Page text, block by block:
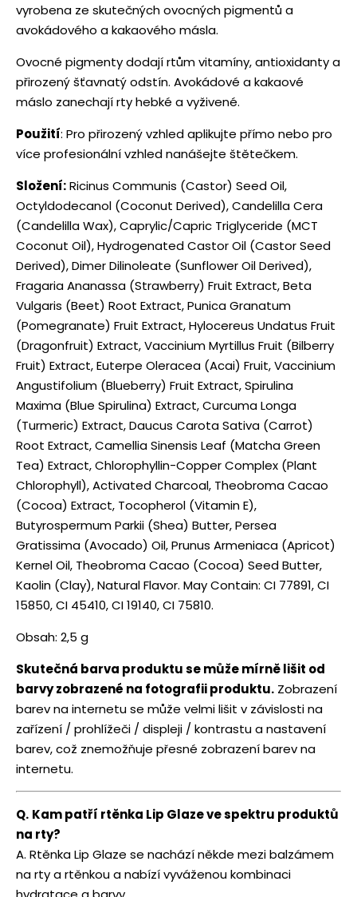
vyrobena ze skutečných ovocných pigmentů a
avokádového a kakaového másla.
Ovocné pigmenty dodají rtům vitamíny, antioxidanty a
přirozený šťavnatý odstín. Avokádové a kakaové
máslo zanechají rty hebké a vyživené.
Použití: Pro přirozený vzhled aplikujte přímo nebo pro
více profesionální vzhled nanášejte štětečkem.
Složení:Ricinus Communis (Castor) Seed Oil,
Octyldodecanol (Coconut Derived), Candelilla Cera
(Candelilla Wax), Caprylic/Capric Triglyceride (MCT
Coconut Oil), Hydrogenated Castor Oil (Castor Seed
Derived), Dimer Dilinoleate (Sunflower Oil Derived),
Fragaria Ananassa (Strawberry) Fruit Extract, Beta
Vulgaris (Beet) Root Extract, Punica Granatum
(Pomegranate) Fruit Extract, Hylocereus Undatus Fruit
(Dragonfruit) Extract, Vaccinium Myrtillus Fruit (Bilberry
Fruit) Extract, Euterpe Oleracea (Acai) Fruit, Vaccinium
Angustifolium (Blueberry) Fruit Extract, Spirulina
Maxima (Blue Spirulina) Extract, Curcuma Longa
(Turmeric) Extract, Daucus Carota Sativa (Carrot)
Root Extract, Camellia Sinensis Leaf (Matcha Green
Tea) Extract, Chlorophyllin-Copper Complex (Plant
Chlorophyll), Activated Charcoal, Theobroma Cacao
(Cocoa) Extract, Tocopherol (Vitamin E),
Butyrospermum Parkii (Shea) Butter, Persea
Gratissima (Avocado) Oil, Prunus Armeniaca (Apricot)
Kernel Oil, Theobroma Cacao (Cocoa) Seed Butter,
Kaolin (Clay), Natural Flavor. May Contain: CI 77891, CI
15850, CI 45410, CI 19140, CI 75810.
Obsah: 2,5 g
Skutečná barva produktu se může mírně lišit od
barvy zobrazené na fotografii produktu. Zobrazení
barev na internetu se může velmi lišit v závislosti na
zařízení / prohlížeči / displeji / kontrastu a nastavení
barev, což znemožňuje přesné zobrazení barev na
internetu.
Q. Kam patří rtěnka Lip Glaze ve spektru produktů
na rty?
A. Rtěnka Lip Glaze se nachází někde mezi balzámem
na rty a rtěnkou a nabízí vyváženou kombinaci